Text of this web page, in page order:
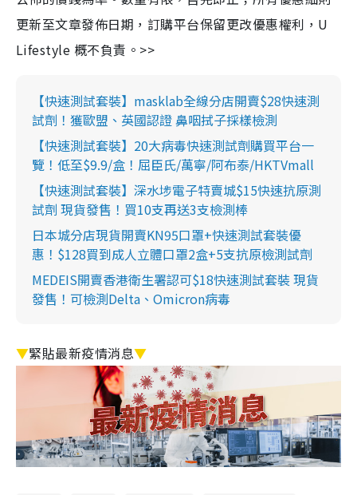
更新至文章發佈日期，訂購平台保留更改優惠權利，U
Lifestyle 概不負責。>>
【快速測試套裝】masklab全線分店開賣$28快速測
試劑！獲歐盟、英國認證 鼻咽拭子採樣檢測
【快速測試套裝】20大病毒快速測試劑購買平台一
覽！低至$9.9/盒！屈臣氏/萬寧/阿布泰/HKTVmall
【快速測試套裝】深水埗電子特賣城$15快速抗原測
試劑 現貨發售！買10支再送3支檢測棒
日本城分店現貨開賣KN95口罩+快速測試套裝優
惠！$128買到成人立體口罩2盒+5支抗原檢測試劑
MEDEIS開賣香港衛生署認可$18快速測試套裝 現貨
發售！可檢測Delta、Omicron病毒
▼緊貼最新疫情消息▼